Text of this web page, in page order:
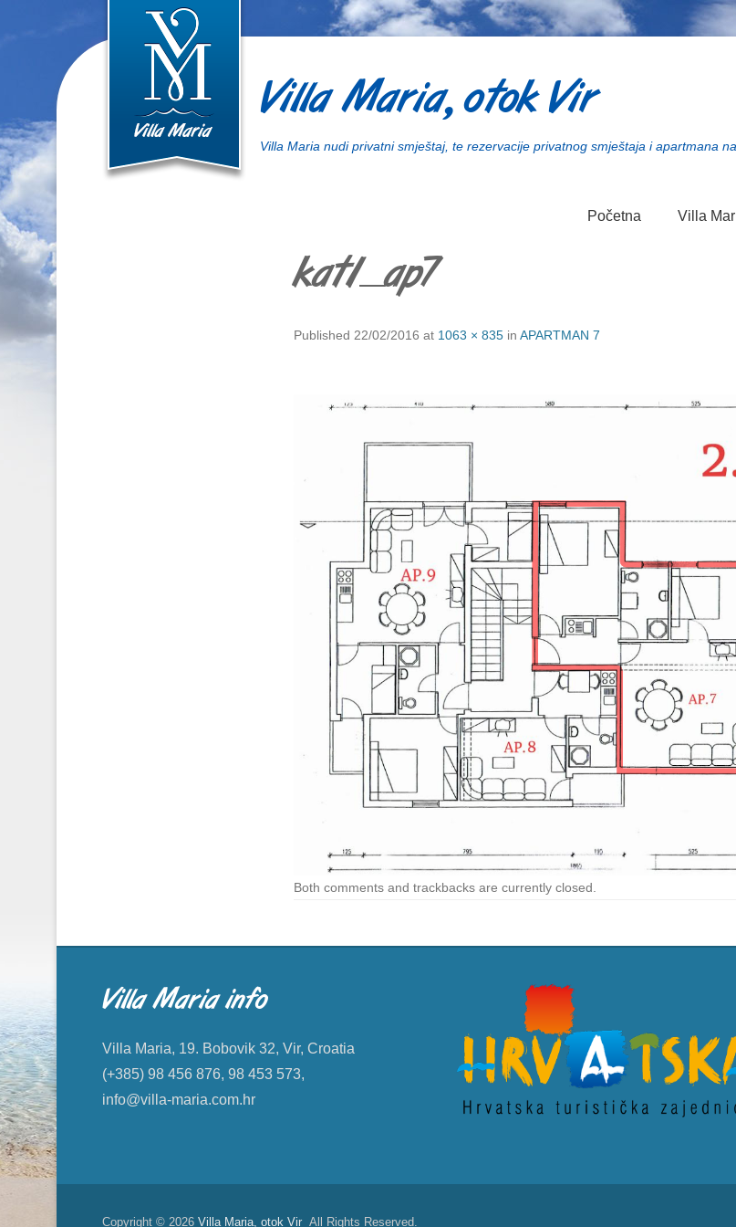
Villa Maria, otok Vir
Villa Maria nudi privatni smještaj, te rezervacije privatnog smještaja i apartmana
Početna Villa
kat1_ap7
Published 22/02/2016 at 1063 × 835 in APARTMAN 7
Both comments and trackbacks are currently closed.
Villa Maria info
Villa Maria, 19. Bobovik 32, Vir, Croatia
(+385) 98 456 876, 98 453 573,
info@villa-maria.com.hr
Copyright © 2026 Villa Maria, otok Vir All Rights Reserved.